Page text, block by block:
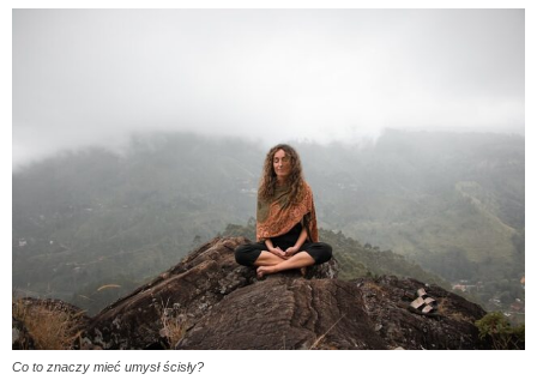
Co to znaczy mieć umysł ścisły?